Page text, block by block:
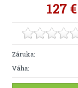
127 €
Záruka:
Váha: